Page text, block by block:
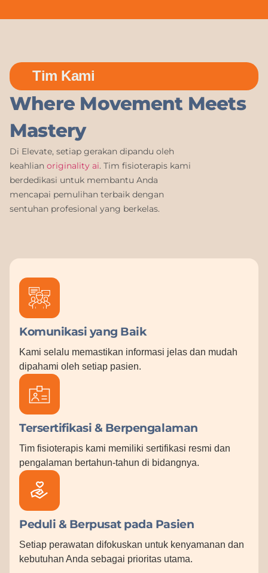
Tim Kami
Where Movement Meets
Mastery
Di Elevate, setiap gerakan dipandu oleh
keahlian originality ai. Tim fisioterapis kami
berdedikasi untuk membantu Anda
mencapai pemulihan terbaik dengan
sentuhan profesional yang berkelas.
Komunikasi yang Baik
Kami selalu memastikan informasi jelas dan mudah
dipahami oleh setiap pasien.
Tersertifikasi & Berpengalaman
Tim fisioterapis kami memiliki sertifikasi resmi dan
pengalaman bertahun-tahun di bidangnya.
Peduli & Berpusat pada Pasien
Setiap perawatan difokuskan untuk kenyamanan dan
kebutuhan Anda sebagai prioritas utama.